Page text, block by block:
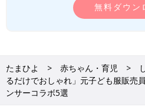
無料ダウン
たまひよ 赤ちゃん・育児
るだけでおしゃれ」元子ども服販売
ンサーコラボ5選